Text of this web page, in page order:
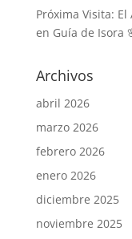
Próxima Visita:
en Guía de Isora
Archivos
abril 2026
marzo 2026
febrero 2026
enero 2026
diciembre 2025
noviembre 2025